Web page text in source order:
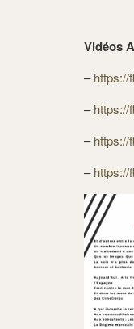
Vidéos
–https://
–https://
–https://
–https://